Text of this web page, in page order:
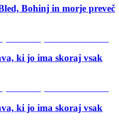
Bohinj in morje preveč
ki jo ima skoraj vsak
ki jo ima skoraj vsak